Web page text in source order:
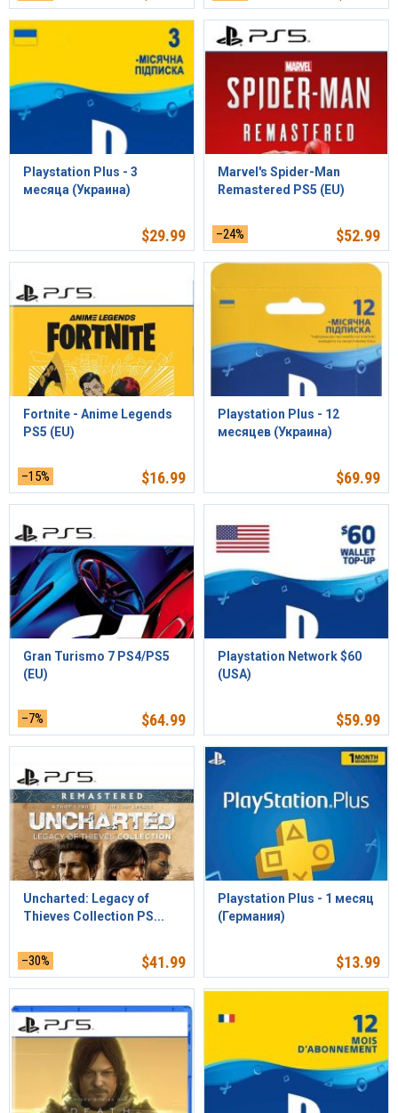
Playstation Plus - 3
месяца (Украина)
$29.99
Marvel's Spider-Man
Remastered PS5 (EU)
–24% $52.99
Fortnite - Anime Legends
PS5 (EU)
–15% $16.99
Playstation Plus - 12
месяцев (Украина)
$69.99
Gran Turismo 7 PS4/PS5
(EU)
–7% $64.99
Playstation Network $60
(USA)
$59.99
Uncharted: Legacy of
Thieves Collection PS...
–30% $41.99
Playstation Plus - 1 месяц
(Германия)
$13.99